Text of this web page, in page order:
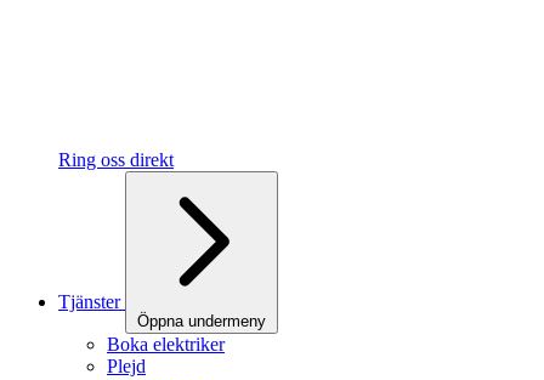
Ring oss direkt
Tjänster
Öppna undermeny
Boka elektriker
Plejd